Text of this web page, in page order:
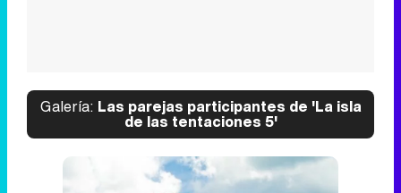
Galería: Las parejas participantes de 'La isla
de las tentaciones 5'